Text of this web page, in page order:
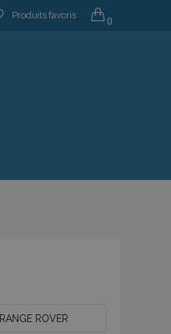
Produits favoris 0
RANGE ROVER